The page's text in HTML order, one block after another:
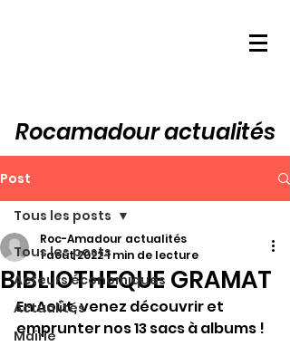
Rocamadour actualités
Post
Tous les posts
Acteurs économiques
Actualités
Mairie
Tous les posts
BIBLIOTHEQUE GRAMAT
Roc-Amadour actualités
1 août 20221 min de lecture
En Août, venez découvrir et
emprunter nos 13 sacs à albums !